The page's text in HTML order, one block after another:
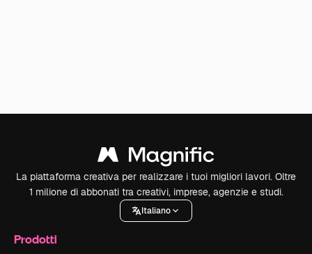
La piattaforma creativa per realizzare i tuoi migliori lavori. Oltre
1 milione di abbonati tra creativi, imprese, agenzie e studi.
Italiano
Prodotti